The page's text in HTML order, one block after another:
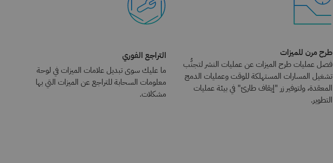
طرح مرن للميزات
فصل عمليات طرح الميزات عن عمليات النشر لتجنُّب
تشغيل المسارات المستهلكة للوقت وعمليات الدمج
المعقدة، ولتوفير زر "إيقاف طارئ" في بيئة عمليات
التطوير.
التراجع الفوري
ما عليك سوى تبديل علامات الميزات في لوحة
معلومات السحابة للتراجع عن الميزات التي بها
مشكلات.